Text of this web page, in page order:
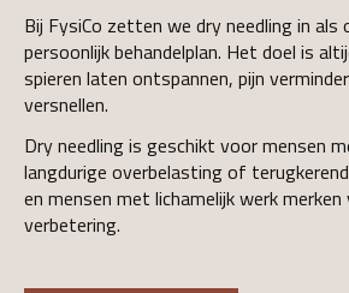
Bij FysiCo zetten we dry needling in als
persoonlijk behandelplan. Het doel is
spieren laten ontspannen, pijn
versnellen.
Dry needling is geschikt voor mensen
langdurige overbelasting of
en mensen met lichamelijk werk merken
verbetering.